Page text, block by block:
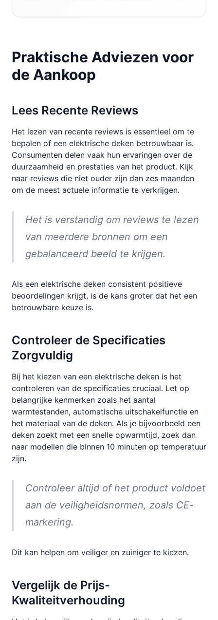
Praktische Adviezen voor
de Aankoop
Lees Recente Reviews
Het lezen van recente reviews is essentieel om te
bepalen of een elektrische deken betrouwbaar is.
Consumenten delen vaak hun ervaringen over de
duurzaamheid en prestaties van het product. Kijk
naar reviews die niet ouder zijn dan zes maanden
om de meest actuele informatie te verkrijgen.
Het is verstandig om reviews te lezen
van meerdere bronnen om een
gebalanceerd beeld te krijgen.
Als een elektrische deken consistent positieve
beoordelingen krijgt, is de kans groter dat het een
betrouwbare keuze is.
Controleer de Specificaties
Zorgvuldig
Bij het kiezen van een elektrische deken is het
controleren van de specificaties cruciaal. Let op
belangrijke kenmerken zoals het aantal
warmtestanden, automatische uitschakelfunctie en
het materiaal van de deken. Als je bijvoorbeeld een
deken zoekt met een snelle opwarmtijd, zoek dan
naar modellen die binnen 10 minuten op temperatuur
zijn.
Controleer altijd of het product voldoet
aan de veiligheidsnormen, zoals CE-
markering.
Dit kan helpen om veiliger en zuiniger te kiezen.
Vergelijk de Prijs-
Kwaliteitverhouding